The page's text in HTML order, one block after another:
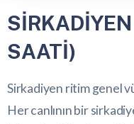
SAATİ)
Sirkadiyen ritim genel
Her canlının bir